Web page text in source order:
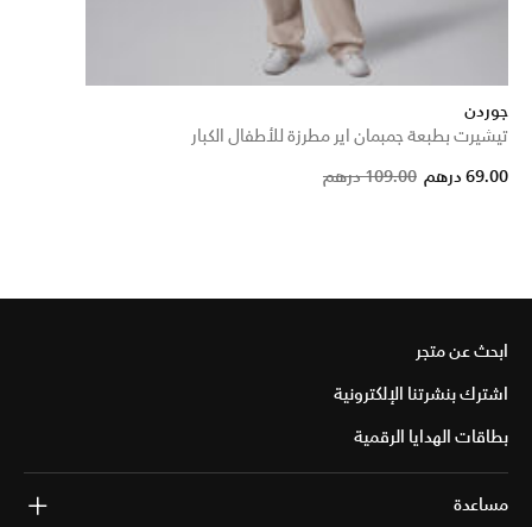
جوردن
تيشيرت بطبعة جمبمان اير مطرزة للأطفال الكبار
Price reduced from
109.00 درهم
to 69.00 درهم
ابحث عن متجر
اشترك بنشرتنا الإلكترونية
بطاقات الهدايا الرقمية
مساعدة